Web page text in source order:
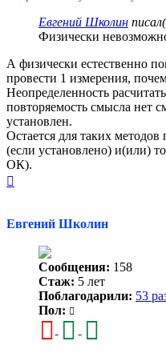
Евгений Школин
Физически
А физически естественно
провести 1 измерения,
Неопределенность
повторяемость смысла нет
установлен.
Остается для таких методов
(если установлено) и(или)
ОК).
Евгений Школин
Сообщения: 158
Стаж: 5 лет
Поблагодарили: 53
Пол: